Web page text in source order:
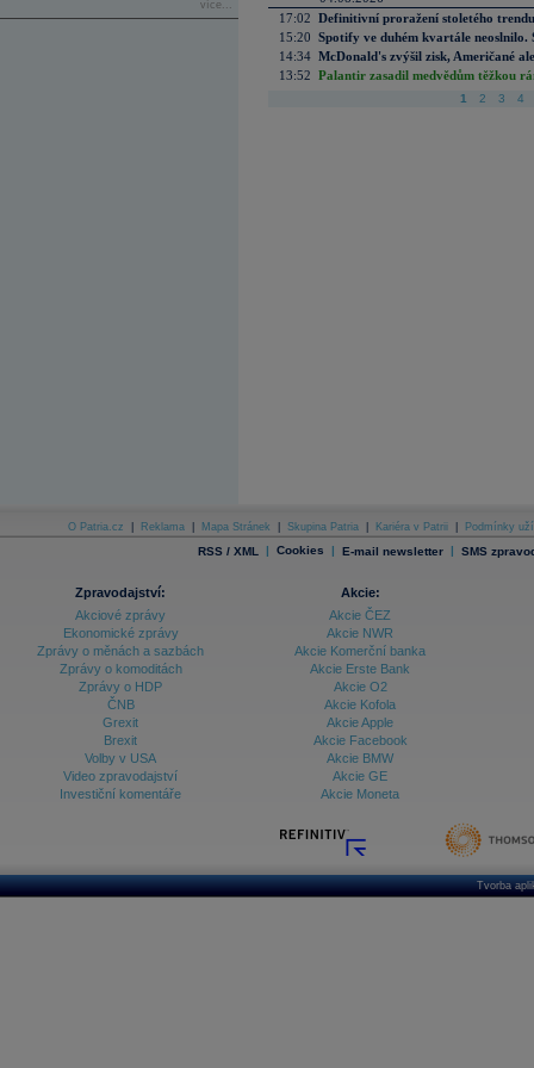
více...
17:02 Definitivní proražení stoletého
15:20 Spotify ve duhém kvartále neoslnilo.
14:34 McDonald's zvýšil zisk, Američané
13:52 Palantir zasadil medvědům těžkou
1 2 3 4
O Patria.cz Reklama Mapa Stránek Skupina Patria Kariéra v Patrii Podmínky
RSS / XML | Cookies | E-mail newsletter | SMS
Zpravodajství:
Akciové zprávy
Ekonomické zprávy
Zprávy o měnách a sazbách
Zprávy o komoditách
Zprávy o HDP
ČNB
Grexit
Brexit
Volby v USA
Video zpravodajství
Investiční komentáře
Akcie:
Akcie ČEZ
Akcie NWR
Akcie Komerční banka
Akcie Erste Bank
Akcie O2
Akcie Kofola
Akcie Apple
Akcie Facebook
Akcie BMW
Akcie GE
Akcie Moneta
Tvorba